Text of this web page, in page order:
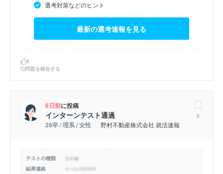
選考対策などのヒント
最新の選考速報を見る
0
問題を報告する
6日前に投稿
インターンテスト通過
28卒 / 理系 / 女性 野村不動産株式会社 就活速報
0
テストの種類
結果連絡